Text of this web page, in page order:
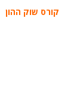
קורס שוק ההון